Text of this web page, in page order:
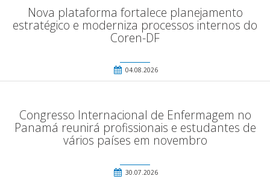
Nova plataforma fortalece planejamento
estratégico e moderniza processos internos do
Coren-DF
04.08.2026
Congresso Internacional de Enfermagem no
Panamá reunirá profissionais e estudantes de
vários países em novembro
30.07.2026